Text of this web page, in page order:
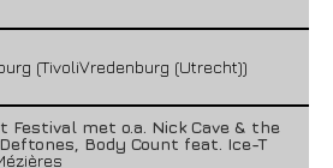
(TivoliVredenburg (Utrecht))
Festival met o.a. Nick Cave & the
Body Count feat. Ice-T